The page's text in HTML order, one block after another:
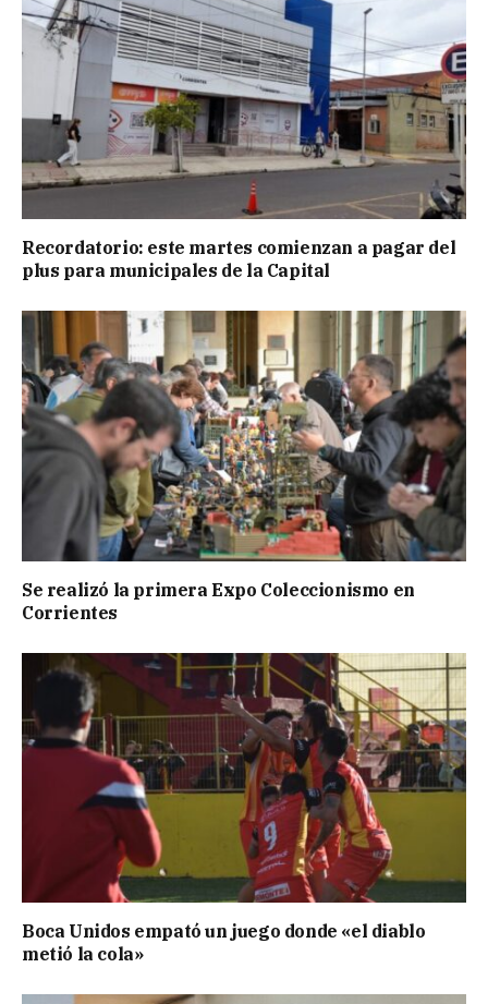
Recordatorio: este martes comienzan a pagar del
plus para municipales de la Capital
Se realizó la primera Expo Coleccionismo en
Corrientes
Boca Unidos empató un juego donde «el diablo
metió la cola»